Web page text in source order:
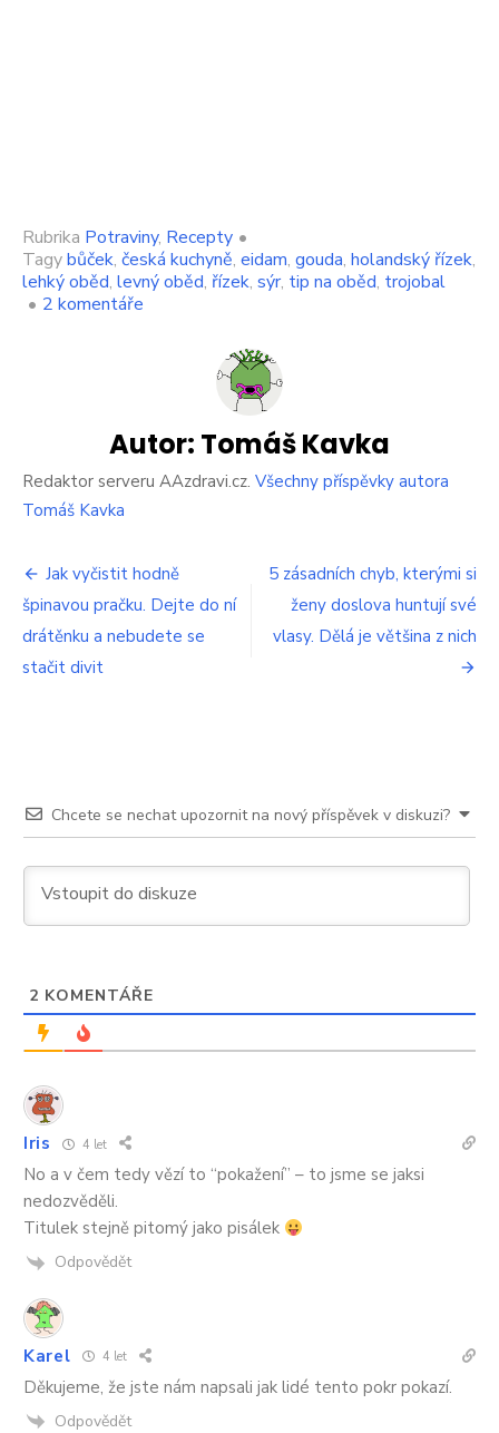
Rubrika Potraviny, Recepty •
Tagybůček, česká kuchyně, eidam, gouda, holandský řízek,
lehký oběd, levný oběd, řízek, sýr, tip na oběd, trojobal
• 2 komentáře
lidé
většina
lidí
jak
ho
udělat
pořádně
Autor: Tomáš Kavka
Redaktor serveru AAzdravi.cz. Všechny příspěvky autora
Tomáš Kavka
Navigace
pro
příspěvek
Jak vyčistit hodně
špinavou pračku. Dejte do ní
drátěnku a nebudete se
stačit divit
5 zásadních chyb, kterými si
ženy doslova huntují své
vlasy. Dělá je většina z nich
Chcete se nechat upozornit na nový příspěvek v diskuzi?
2 KOMENTÁŘE
Iris 4 let
No a v čem tedy vězí to “pokažení” – to jsme se jaksi
nedozvěděli.
Titulek stejně pitomý jako pisálek
Odpovědět
Karel 4 let
Děkujeme, že jste nám napsali jak lidé tento pokr pokazí.
Odpovědět